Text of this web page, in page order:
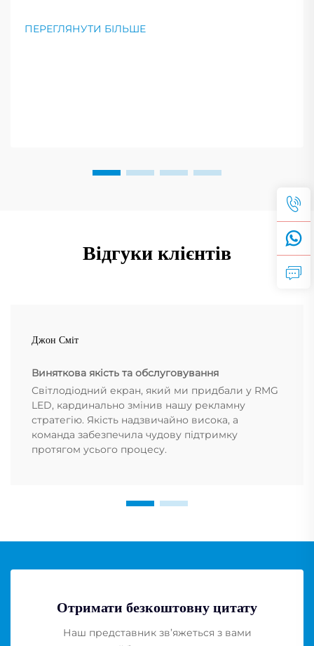
розширення для ваших потреб. Читайте зараз.
ПЕРЕГЛЯНУТИ БІЛЬШЕ
Відгуки клієнтів
Джон Сміт
Виняткова якість та обслуговування
Світлодіодний екран, який ми придбали у RMG
LED, кардинально змінив нашу рекламну
стратегію. Якість надзвичайно висока, а
команда забезпечила чудову підтримку
протягом усього процесу.
Отримати безкоштовну цитату
Наш представник зв’яжеться з вами